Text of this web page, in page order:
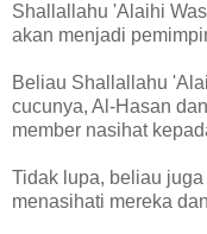
Shallallahu 'Alaihi
akan menjadi
Beliau Shallallahu
cucunya, Al-Hasan
member nasihat
Tidak lupa, beliau
menasihati mereka